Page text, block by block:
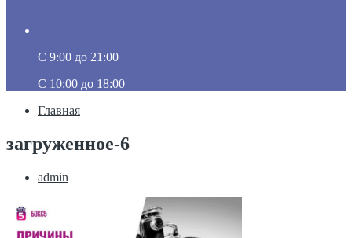
C 9:00 до 21:00
C 10:00 до 18:00
Главная
загруженное-6
admin